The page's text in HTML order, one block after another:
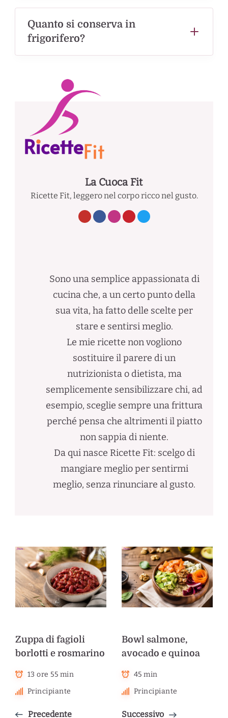
Quanto si conserva in
frigorifero?
La Cuoca Fit
Ricette Fit, leggero nel corpo ricco nel gusto.
Sono una semplice appassionata di
cucina che, a un certo punto della
sua vita, ha fatto delle scelte per
stare e sentirsi meglio.
Le mie ricette non vogliono
sostituire il parere di un
nutrizionista o dietista, ma
semplicemente sensibilizzare chi, ad
esempio, sceglie sempre una frittura
perché pensa che altrimenti il piatto
non sappia di niente.
Da qui nasce Ricette Fit: scelgo di
mangiare meglio per sentirmi
meglio, senza rinunciare al gusto.
Zuppa di fagioli
borlotti e rosmarino
13 ore 55 min
Principiante
Precedente
Bowl salmone,
avocado e quinoa
45 min
Principiante
Successivo